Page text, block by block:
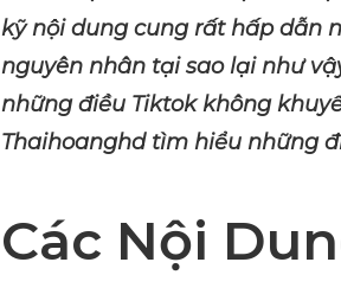
kỹ nội dung cung rất hấp dẫn
nguyên nhân tại sao lại như
những điều Tiktok không
Thaihoanghd tìm hiểu những
Các Nội